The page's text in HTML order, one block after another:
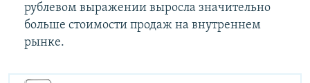
рублевом выражении выросла значительно
больше стоимости продаж на внутреннем
рынке.